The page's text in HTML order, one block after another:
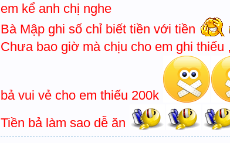
em kể anh chị nghe
Bà Mập ghi số chỉ biết tiền với tiền
Chưa bao giờ mà chịu cho em ghi
bả vui vẻ cho em thiếu 200k
Tiền bả làm sao dễ ăn